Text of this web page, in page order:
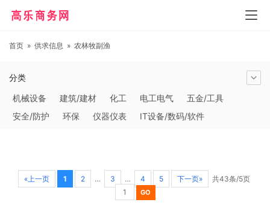
首页 » 供求信息 » 农林牧副渔
分类
机械设备
建筑/建材 化工 电工电气
五金/工具
安全/防护
环保 仪器仪表
IT设备/数码/软件
汽摩及配件
日用百货 能源 加工 照明
通信产品
家用电器
美妆日化 运动户外 服装
传媒/广电
«上一页 1 2 … 3 … 4 5 下一页» 共43条/5页